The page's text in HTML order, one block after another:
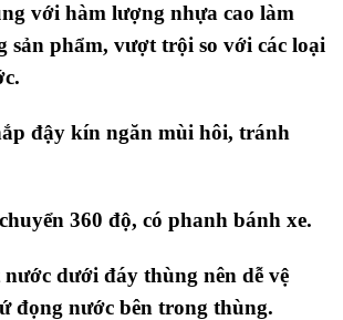
với hàm lượng nhựa cao làm
sản phẩm, vượt trội so với các loại
đậy kín ngăn mùi hôi, tránh
360 độ, có phanh bánh xe.
dưới đáy thùng nên dễ vệ
đọng nước bên trong thùng.